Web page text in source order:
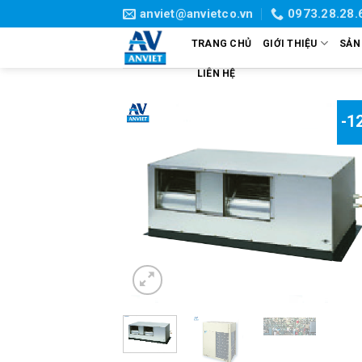
to
anviet@anvietco.vn
TRANG CHỦ GIỚI THIỆU
LIÊN HỆ
-